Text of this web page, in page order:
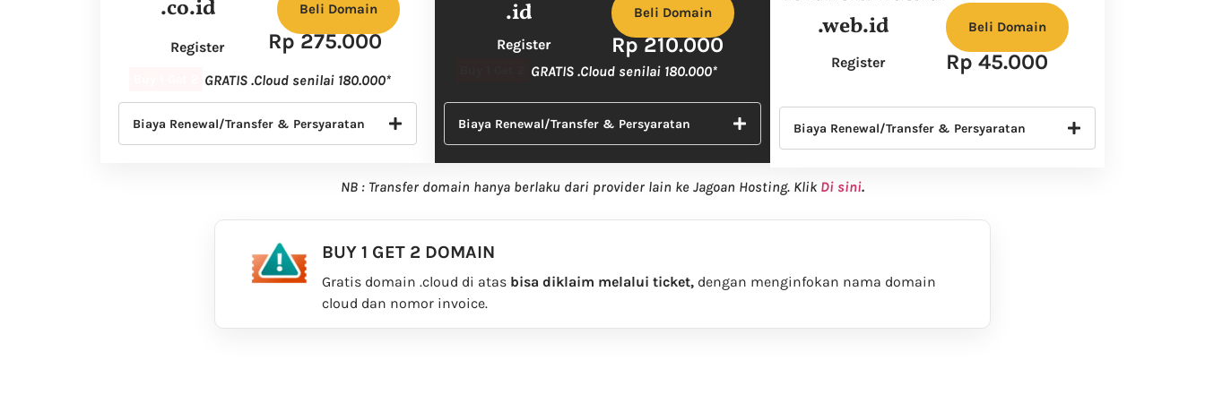
.co.id Beli Domain
Register Rp 275.000
GRATIS .Cloud senilai 180.000*
Biaya Renewal/Transfer & Persyaratan
.id Beli Domain
Register Rp 210.000
GRATIS .Cloud senilai 180.000*
Biaya Renewal/Transfer & Persyaratan
.web.id Beli Domain
Register Rp 45.000
Biaya Renewal/Transfer & Persyaratan
NB : Transfer domain hanya berlaku dari provider lain ke Jagoan Hosting. Klik Di sini.
BUY 1 GET 2 DOMAIN
Gratis domain .cloud di atas bisa diklaim melalui ticket,dengan menginfokan nama domain
cloud dan nomor invoice.